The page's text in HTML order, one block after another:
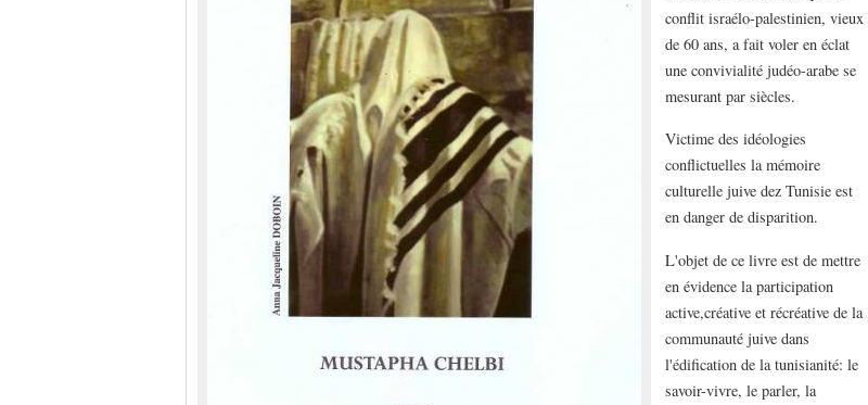
conflit israélo-palestinien, vieux
de 60 ans, a fait voler en éclat
une convivialité judéo-arabe se
mesurant par siècles.
Victime des idéologies
conflictuelles la mémoire
culturelle juive dez Tunisie est
en danger de disparition.
L'objet de ce livre est de mettre
en évidence la participation
active,créative et récréative de la
communauté juive dans
l'édification de la tunisianité: le
savoir-vivre, le parler, la